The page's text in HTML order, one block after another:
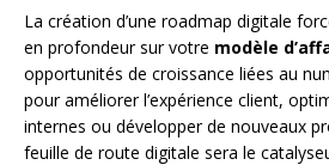
La création d’une roadmap digitale
en profondeur sur votre modèle
opportunités de croissance liées au
pour améliorer l’expérience client,
internes ou développer de nouveaux
feuille de route digitale sera le